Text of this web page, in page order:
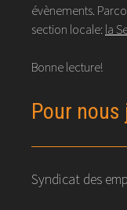
évènements.
section locale: la
Bonne lecture!
Pour nous
Syndicat des